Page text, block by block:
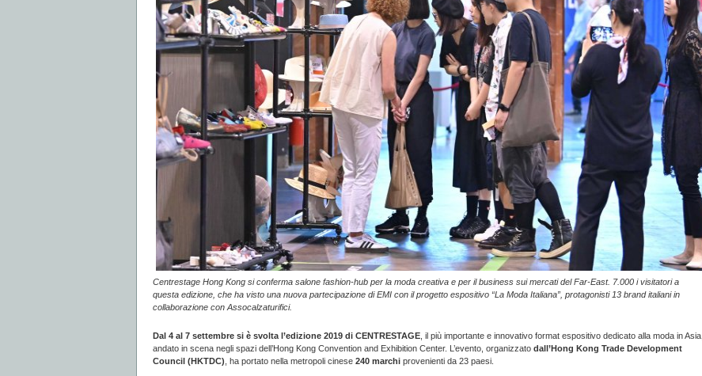
Centrestage Hong Kong si conferma salone fashion-hub per la moda creativa e per il business sui mercati del Far-East. 7.000 i visitatori a
questa edizione, che ha visto una nuova partecipazione di EMI con il progetto espositivo “La Moda Italiana”, protagonisti 13 brand italiani in
collaborazione con Assocalzaturifici.
Dal 4 al 7 settembre si è svolta l’edizione 2019 di CENTRESTAGE , il più importante e innovativo format espositivo dedicato alla moda in Asia,
andato in scena negli spazi dell’Hong Kong Convention and Exhibition Center. L’evento, organizzato dall’Hong Kong Trade Development
Council (HKTDC) , ha portato nella metropoli cinese 240 marchi provenienti da 23 paesi.